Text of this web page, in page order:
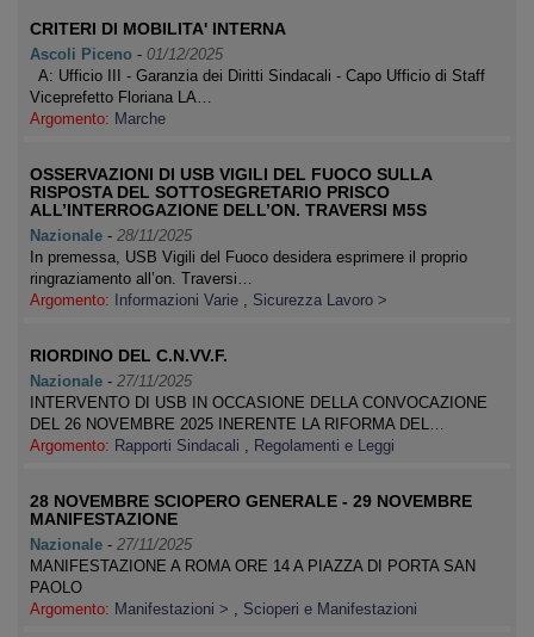
CRITERI DI MOBILITA' INTERNA
Ascoli Piceno - 01/12/2025
A: Ufficio III - Garanzia dei Diritti Sindacali - Capo Ufficio di Staff
Viceprefetto Floriana LA…
Argomento: Marche
OSSERVAZIONI DI USB VIGILI DEL FUOCO SULLA
RISPOSTA DEL SOTTOSEGRETARIO PRISCO
ALL’INTERROGAZIONE DELL’ON. TRAVERSI M5S
Nazionale - 28/11/2025
In premessa, USB Vigili del Fuoco desidera esprimere il proprio
ringraziamento all’on. Traversi…
Argomento:
Informazioni Varie , Sicurezza Lavoro >
RIORDINO DEL C.N.VV.F.
Nazionale - 27/11/2025
INTERVENTO DI USB IN OCCASIONE DELLA CONVOCAZIONE
DEL 26 NOVEMBRE 2025 INERENTE LA RIFORMA DEL…
Argomento: Rapporti Sindacali , Regolamenti e Leggi
28 NOVEMBRE SCIOPERO GENERALE - 29 NOVEMBRE
MANIFESTAZIONE
Nazionale - 27/11/2025
MANIFESTAZIONE A ROMA ORE 14 A PIAZZA DI PORTA SAN
PAOLO
Argomento: Manifestazioni > , Scioperi e Manifestazioni